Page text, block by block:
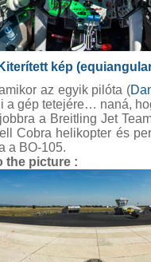
Kiterített kép
az egyik pilóta (
a gép tetejére… naná,
a Breitling Jet
Cobra helikopter és
a BO-105.
the picture :